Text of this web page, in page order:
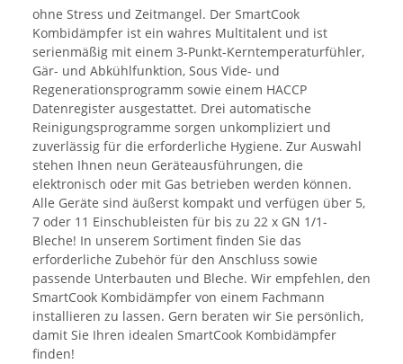
ohne Stress und Zeitmangel. Der SmartCook
Kombidämpfer ist ein wahres Multitalent und ist
serienmäßig mit einem 3-Punkt-Kerntemperaturfühler,
Gär- und Abkühlfunktion, Sous Vide- und
Regenerationsprogramm sowie einem HACCP
Datenregister ausgestattet. Drei automatische
Reinigungsprogramme sorgen unkompliziert und
zuverlässig für die erforderliche Hygiene. Zur Auswahl
stehen Ihnen neun Geräteausführungen, die
elektronisch oder mit Gas betrieben werden können.
Alle Geräte sind äußerst kompakt und verfügen über 5,
7 oder 11 Einschubleisten für bis zu 22 x GN 1/1-
Bleche! In unserem Sortiment finden Sie das
erforderliche Zubehör für den Anschluss sowie
passende Unterbauten und Bleche. Wir empfehlen, den
SmartCook Kombidämpfer von einem Fachmann
installieren zu lassen. Gern beraten wir Sie persönlich,
damit Sie Ihren idealen SmartCook Kombidämpfer
finden!